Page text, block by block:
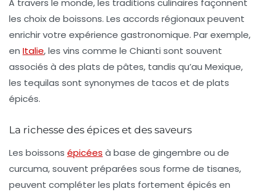
À travers le monde, les traditions culinaires façonnent
les choix de boissons. Les accords régionauxpeuvent
enrichir votre expérience gastronomique. Par exemple,
en Italie, les vins comme le Chianti sont souvent
associés à des plats de pâtes, tandis qu’au Mexique,
les tequilas sont synonymes de tacos et de plats
épicés.
La richesse des épices et des saveurs
Les boissons épicées à base de gingembre ou de
curcuma, souvent préparées sous forme de tisanes,
peuvent compléter les plats fortement épicés en